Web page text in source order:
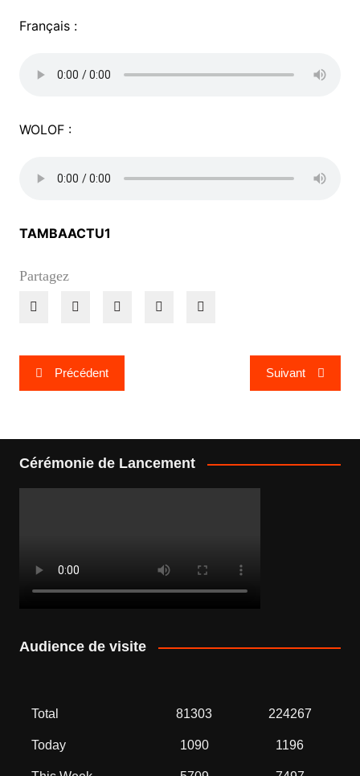
Français :
WOLOF :
TAMBAACTU1
Partagez
Navigation
de
Précédent Suivant
Cérémonie de Lancement
Audience de visite
Total 81303 224267
Today 1090 1196